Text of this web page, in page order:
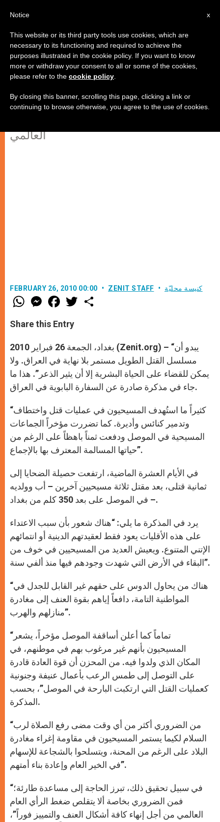
السفارة البابوية في العراق: "القضاء
على الحياة البشرية" مستمر
العالمي
FEBRUARY 26, 2010 00:00 ZENIT STAFF كنيسة محليّة
W
h
t
s
p
p
M
e
s
e
g
e
r
F
a
e
b
o
k
w
r
Share this Entry
بغداد، الجمعة 26 فبراير 2010 (Zenit.org) – “يبدو أن
مسلسل القتل الطويل مستمر بلا نهاية في العراق. ولا
يمكن للقضاء على الحياة البشرية إلا أن يثير الذعر”. هذا ما
جاء في مذكرة صادرة عن السفارة البابوية في العراق.
“كثيراً ما استُهدف المسيحيون في عمليات قتل واختطاف
وتدمير كنائس وأديرة. كما تضررت مؤخراً الجماعات
المسيحية في الموصل ودفعت ثمناً باهظاً على الرغم من
حياتها المسالمة المعترف بها بالإجماع”.
في الأيام العشرة الماضية، ارتفعت حصيلة الضحايا إلى
ثمانية قتلى، بعد مقتل ثلاثة مسيحيين آخرين – أب وولديه
– في الموصل على بعد 350 كلم من بغداد.
يرد في المذكرة ما يلي: “هناك شعور بأن سبب الاعتداء
على هذه الأقليات يعود فقط لعقيدتهم الدينية أو انتمائهم
الإتني المتنوع. ويعيش العديد من المسيحيين في خوف من
البقاء في الأرض التي شهدت وجودهم فيها منذ ألفي سنة”.
“هناك من يحاول الدوس على حقهم غير القابل للجدل في
المواطنية التامة، دافعاً إياهم بقوة العنف إلى مغادرة
منازلهم والهرب”.
“تماماً كما أعلن أساقفة الموصل مؤخراً، يشعر
المسيحيون بأنهم غير مرغوب بهم في موطنهم، في
المكان الذي ولدوا فيه. من المحزن أن قوة العادة قادرة
على التوصل إلى طمس الرعب بأعمال عنيفة وجنونية
كعمليات القتل التي ارتكبت البارحة في الموصل”، بحسب
المذكرة.
“من الضروري أكثر من أي وقت مضى رفع الصلاة لرب
السلام لكيما يستمر المسيحيون في مقاومة إغراء مغادرة
البلاد على الرغم من المحنة، ويتسلحوا بالشجاعة للإسهام
في الخير العام وإعادة بناء أمتهم”.
“في سبيل تحقيق ذلك، تبرز الحاجة إلى مساعدة طارئة؛
فمن الضروري بخاصة ألا يتقلص ضغط الرأي العام
العالمي من أجل إنهاء كافة أشكال العنف والتمييز فوراً”،
x
Notice
This website or its third party tools use cookies, which are
necessary to its functioning and required to achieve the
purposes illustrated in the cookie policy. If you want to know
more or withdraw your consent to all or some of the cookies,
please refer to the cookie policy
By closing this banner, scrolling this page, clicking a link or
continuing to browse otherwise, you agree to the use of cookies.